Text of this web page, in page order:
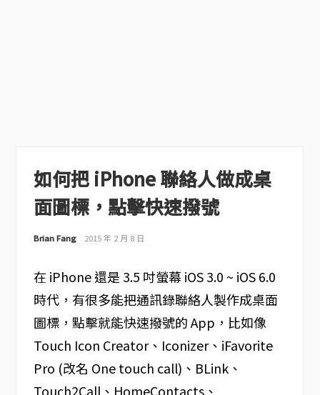
如何把 iPhone 聯絡人做成桌
面圖標，點擊快速撥號
Brian Fang 2015 年 2 月 8 日
在 iPhone 還是 3.5 吋螢幕 iOS 3.0 ~ iOS 6.0
時代，有很多能把通訊錄聯絡人製作成桌面
圖標，點擊就能快速撥號的 App，比如像
Touch Icon Creator、Iconizer、iFavorite
Pro (改名 One touch call)、BLink、
Touch2Call、HomeContacts、